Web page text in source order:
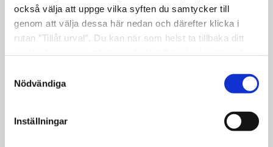
också välja att uppge vilka syften du samtycker till
genom att välja dessa här nedan och därefter klicka i
rutan ”Tillåt urval”. Du kan när som helst ta tillbaka ditt
"Visa detaljer" kan du läsa om hur kakorna används och
hur vi och våra leverantörer inhämtar och behandlar
Nödvändiga
Inställningar
Naturskolan expand_more
Ärenden hos den kommunala
lantmäterimyndigheten
expand_more